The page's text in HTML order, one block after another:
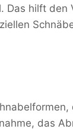
Das hilft
das